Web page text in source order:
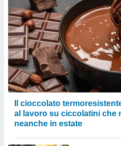
Il cioccolato
al lavoro su ciccolatini che
neanche in estate